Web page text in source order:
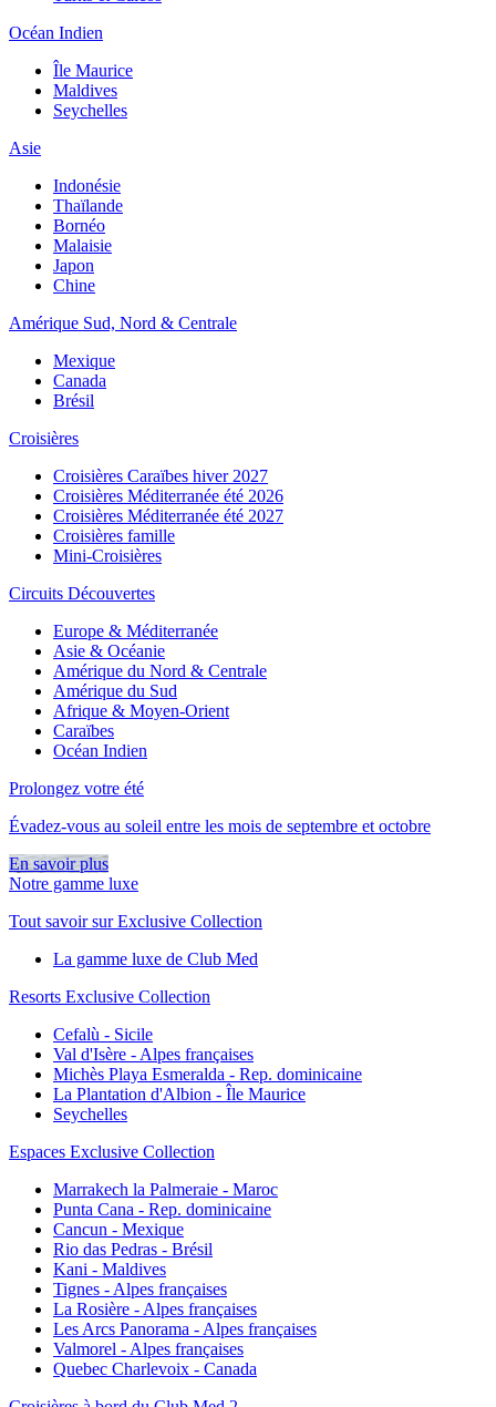
Océan Indien
Île Maurice
Maldives
Seychelles
Asie
Indonésie
Thaïlande
Bornéo
Malaisie
Japon
Chine
Amérique Sud, Nord & Centrale
Mexique
Canada
Brésil
Croisières
Croisières Caraïbes hiver 2027
Croisières Méditerranée été 2026
Croisières Méditerranée été 2027
Croisières famille
Mini-Croisières
Circuits Découvertes
Europe & Méditerranée
Asie & Océanie
Amérique du Nord & Centrale
Amérique du Sud
Afrique & Moyen-Orient
Caraïbes
Océan Indien
Prolongez votre été
Évadez-vous au soleil entre les mois de septembre et octobre
En savoir plus
Notre gamme luxe
Tout savoir sur Exclusive Collection
La gamme luxe de Club Med
Resorts Exclusive Collection
Cefalù - Sicile
Val d'Isère - Alpes françaises
Michès Playa Esmeralda - Rep. dominicaine
La Plantation d'Albion - Île Maurice
Seychelles
Espaces Exclusive Collection
Marrakech la Palmeraie - Maroc
Punta Cana - Rep. dominicaine
Cancun - Mexique
Rio das Pedras - Brésil
Kani - Maldives
Tignes - Alpes françaises
La Rosière - Alpes françaises
Les Arcs Panorama - Alpes françaises
Valmorel - Alpes françaises
Quebec Charlevoix - Canada